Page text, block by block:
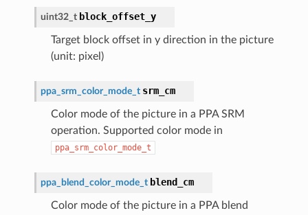
uint32_t block_offset_y
Target block offset in y direction in the picture
(unit: pixel)
ppa_srm_color_mode_t srm_cm
Color mode of the picture in a PPA SRM
operation. Supported color mode in
ppa_srm_color_mode_t
ppa_blend_color_mode_t blend_cm
Color mode of the picture in a PPA blend